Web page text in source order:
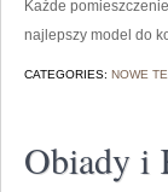
Każde
najlepszy model do
CATEGORIES: NOWE
Obiady i